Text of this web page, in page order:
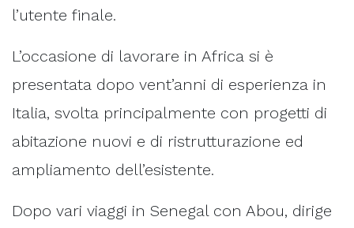
l’utente finale.
L’occasione di lavorare in Africa si è
presentata dopo vent’anni di esperienza in
Italia, svolta principalmente con progetti di
abitazione nuovi e di ristrutturazione ed
ampliamento dell’esistente.
Dopo vari viaggi in Senegal con Abou, dirige